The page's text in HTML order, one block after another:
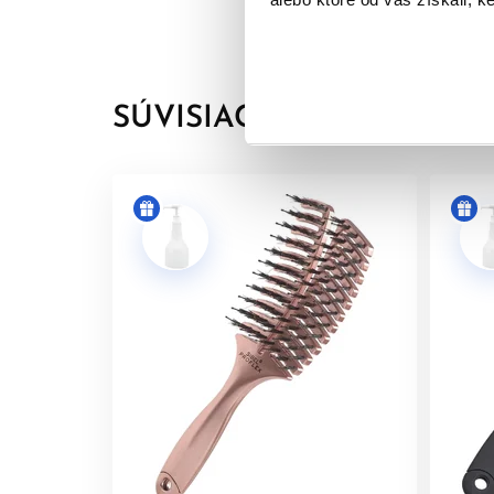
Pravidelným používaním podporuje zdravší
pokožku hlavy získate praktického pomocníka,
SÚVISIACE PRODUKTY